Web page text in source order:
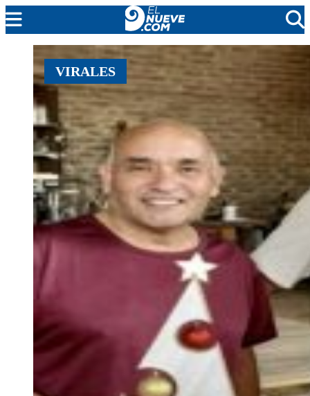
MENDOZA
CADA DÍA
ARGENTINA
NOTICIERO 9
PROTAGONISTAS
EL NUEVE STREAMS
PROGRAMACIÓN
EN VIVO
VIRALES